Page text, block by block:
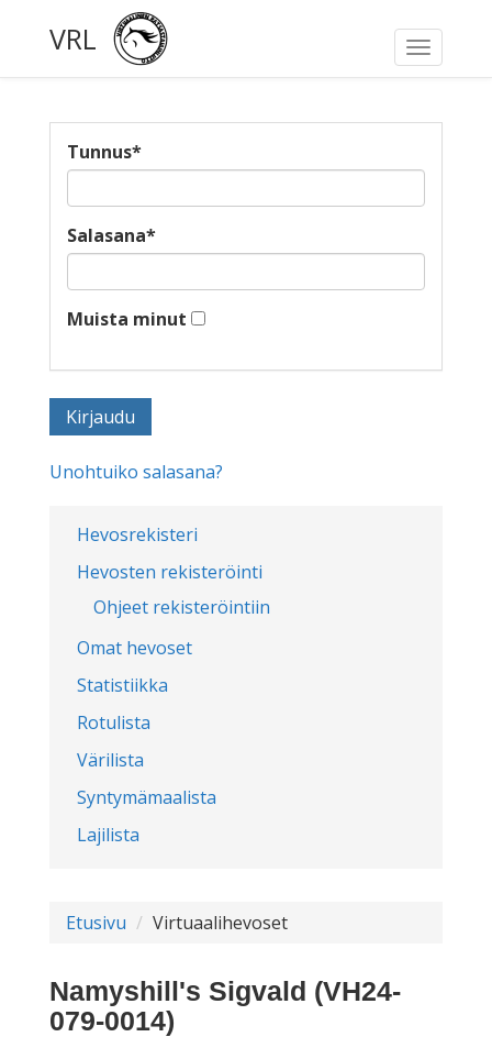
Toggle
VRL
Hevosrekisteri
Hevosten rekisteröinti
Ohjeet rekisteröintiin
Omat hevoset
Statistiikka
Rotulista
Värilista
Syntymämaalista
Lajilista
Tunnus*
Salasana*
Muista minut
Unohtuiko salasana?
Etusivu Virtuaalihevoset
Namyshill's Sigvald (VH24-
079-0014)